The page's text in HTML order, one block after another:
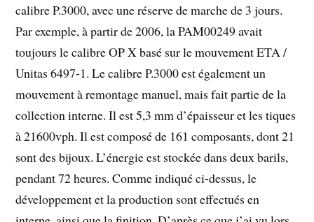
calibre P.3000, avec une réserve de marche de 3 jours.
Par exemple, à partir de 2006, la PAM00249 avait
toujours le calibre OP X basé sur le mouvement ETA /
Unitas 6497-1. Le calibre P.3000 est également un
mouvement à remontage manuel, mais fait partie de la
collection interne. Il est 5,3 mm d’épaisseur et les tiques
à 21600vph. Il est composé de 161 composants, dont 21
sont des bijoux. L’énergie est stockée dans deux barils,
pendant 72 heures. Comme indiqué ci-dessus, le
développement et la production sont effectués en